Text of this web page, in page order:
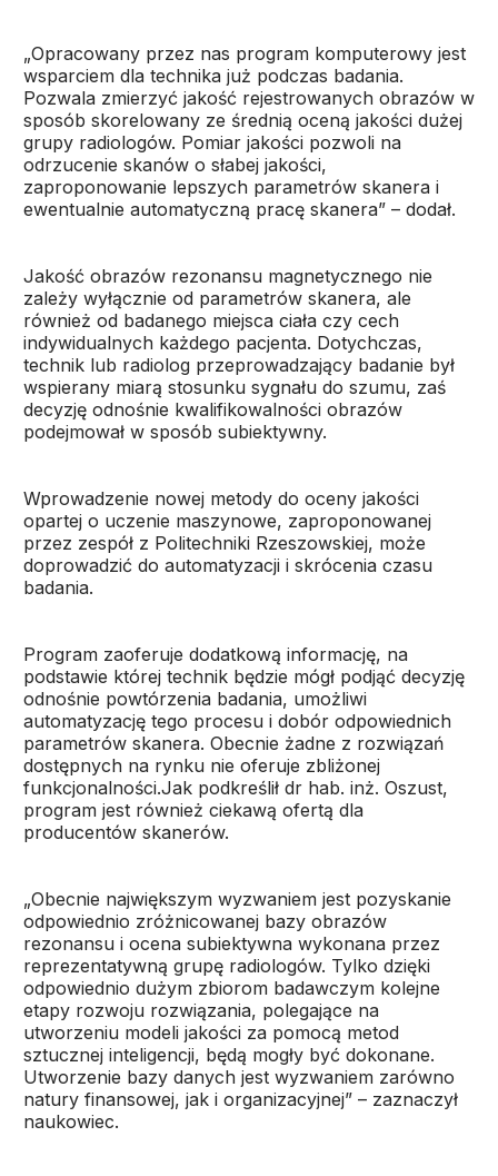
„Opracowany przez nas program komputerowy jest
wsparciem dla technika już podczas badania.
Pozwala zmierzyć jakość rejestrowanych obrazów w
sposób skorelowany ze średnią oceną jakości dużej
grupy radiologów. Pomiar jakości pozwoli na
odrzucenie skanów o słabej jakości,
zaproponowanie lepszych parametrów skanera i
ewentualnie automatyczną pracę skanera” – dodał.
Jakość obrazów rezonansu magnetycznego nie
zależy wyłącznie od parametrów skanera, ale
również od badanego miejsca ciała czy cech
indywidualnych każdego pacjenta. Dotychczas,
technik lub radiolog przeprowadzający badanie był
wspierany miarą stosunku sygnału do szumu, zaś
decyzję odnośnie kwalifikowalności obrazów
podejmował w sposób subiektywny.
Wprowadzenie nowej metody do oceny jakości
opartej o uczenie maszynowe, zaproponowanej
przez zespół z Politechniki Rzeszowskiej, może
doprowadzić do automatyzacji i skrócenia czasu
badania.
Program zaoferuje dodatkową informację, na
podstawie której technik będzie mógł podjąć decyzję
odnośnie powtórzenia badania, umożliwi
automatyzację tego procesu i dobór odpowiednich
parametrów skanera. Obecnie żadne z rozwiązań
dostępnych na rynku nie oferuje zbliżonej
funkcjonalności.Jak podkreślił dr hab. inż. Oszust,
program jest również ciekawą ofertą dla
producentów skanerów.
„Obecnie największym wyzwaniem jest pozyskanie
odpowiednio zróżnicowanej bazy obrazów
rezonansu i ocena subiektywna wykonana przez
reprezentatywną grupę radiologów. Tylko dzięki
odpowiednio dużym zbiorom badawczym kolejne
etapy rozwoju rozwiązania, polegające na
utworzeniu modeli jakości za pomocą metod
sztucznej inteligencji, będą mogły być dokonane.
Utworzenie bazy danych jest wyzwaniem zarówno
natury finansowej, jak i organizacyjnej” – zaznaczył
naukowiec.